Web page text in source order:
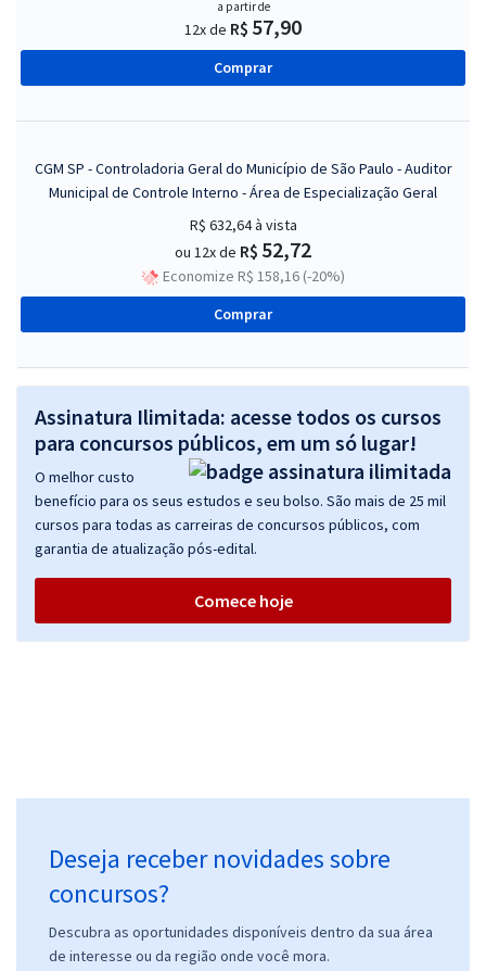
a partir de
12x de R$ 57,90
Comprar
CGM SP - Controladoria Geral do Município de São Paulo - Auditor
Municipal de Controle Interno - Área de Especialização Geral
R$ 632,64à vista
ou 12x de R$ 52,72
Economize R$ 158,16 (-20%)
Comprar
Assinatura Ilimitada: acesse todos os cursos
para concursos públicos, em um só lugar!
O melhor custo
benefício para os seus estudos e seu bolso. São mais de 25 mil
cursos para todas as carreiras de concursos públicos, com
garantia de atualização pós-edital.
Comece hoje
Deseja receber novidades sobre
concursos?
Descubra as oportunidades disponíveis dentro da sua área
de interesse ou da região onde você mora.